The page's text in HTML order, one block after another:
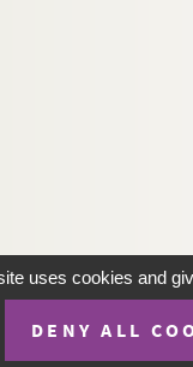
uses cookies and
DENY ALL